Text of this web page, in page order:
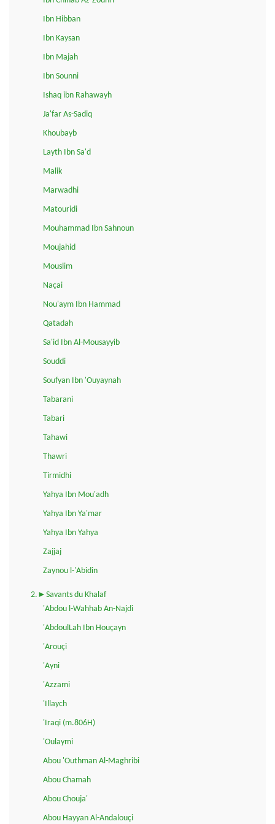
Ibn Hibban
Ibn Kaysan
Ibn Majah
Ibn Sounni
Ishaq ibn Rahawayh
Ja'far As-Sadiq
Khoubayb
Layth Ibn Sa'd
Malik
Marwadhi
Matouridi
Mouhammad Ibn Sahnoun
Moujahid
Mouslim
Naçai
Nou'aym Ibn Hammad
Qatadah
Sa'id Ibn Al-Mousayyib
Souddi
Soufyan Ibn 'Ouyaynah
Tabarani
Tabari
Tahawi
Thawri
Tirmidhi
Yahya Ibn Mou'adh
Yahya Ibn Ya'mar
Yahya Ibn Yahya
Zajjaj
Zaynou l-'Abidin
2.►Savants du Khalaf
'Abdou l-Wahhab An-Najdi
'AbdoulLah Ibn Houçayn
'Arouçi
'Ayni
'Azzami
'Illaych
'Iraqi (m.806H)
'Oulaymi
Abou 'Outhman Al-Maghribi
Abou Chamah
Abou Chouja'
Abou Hayyan Al-Andalouçi